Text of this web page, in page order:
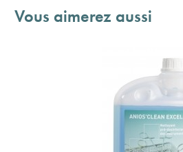
Vous aimerez aussi